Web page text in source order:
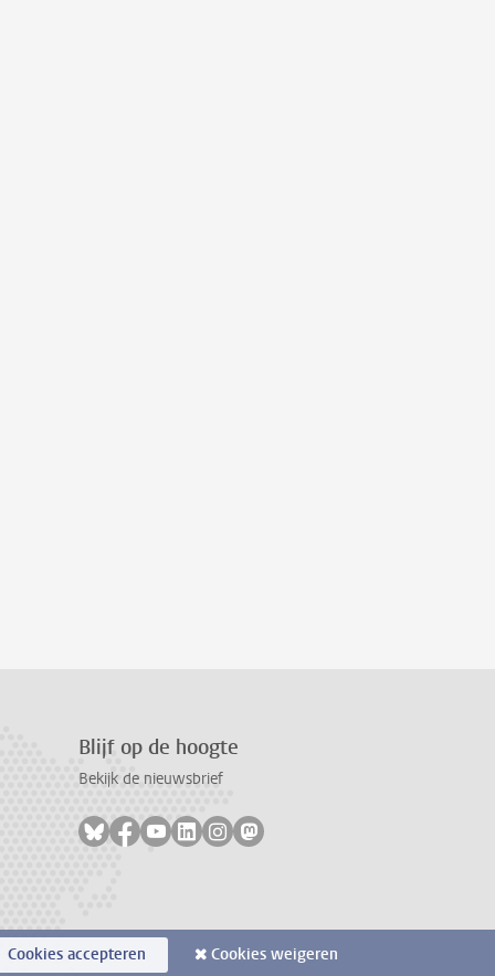
Blijf op de hoogte
Bekijk de nieuwsbrief
Volg ons op bluesky
Volg ons op facebook
Volg ons op youtube
Volg ons op linkedin
Volg ons op instagram
Volg ons op mastodon
Cookies accepteren Cookies weigeren